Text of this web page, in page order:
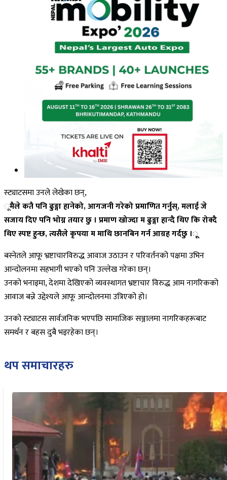
स्ट्याटसमा उनले लेखेका छन्,
ूमैले कतै पनि ढुङ्गा हानेको, आगजनी गरेको प्रमाणित गर्नुस्, मलाई जे
सजाय दिए पनि भोग्न तयार छु । प्रमाण खोज्दा म ढुङ्गा हान्दै थिए कि रोक्दै
थिए स्पष्ट हुन्छ, त्यसैले कृपया म माथि छानबिन गर्न आग्रह गर्दछु ।ू
बस्नेतले आफू भ्रष्टाचारविरुद्ध आवाज उठाउन र परिवर्तनको पक्षमा उभिन
आन्दोलनमा सहभागी भएको पनि उल्लेख गरेका छन्।
उनको भनाइमा, देशमा देखिएको व्यवस्थागत भ्रष्टाचार विरुद्ध आम नागरिकको
आवाज बन्ने उद्देश्यले आफू आन्दोलनमा उत्रिएको हो।
उनको स्ट्याटस सार्वजनिक भएपछि सामाजिक सञ्जालमा नागरिकहरूबाट
समर्थन र बहस दुबै भइरहेका छन्।
थप समाचारहरु